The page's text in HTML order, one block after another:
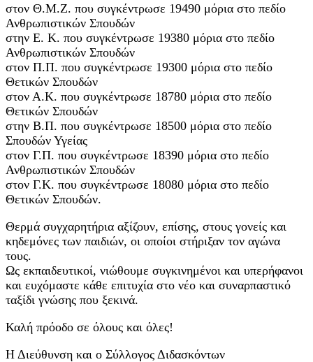
στον Θ.Μ.Ζ. που συγκέντρωσε 19490 μόρια στο πεδίο
Ανθρωπιστικών Σπουδών
στην Ε. Κ. που συγκέντρωσε 19380 μόρια στο πεδίο
Ανθρωπιστικών Σπουδών
στον Π.Π. που συγκέντρωσε 19300 μόρια στο πεδίο
Θετικών Σπουδών
στον Α.Κ. που συγκέντρωσε 18780 μόρια στο πεδίο
Θετικών Σπουδών
στην Β.Π. που συγκέντρωσε 18500 μόρια στο πεδίο
Σπουδών Υγείας
στον Γ.Π. που συγκέντρωσε 18390 μόρια στο πεδίο
Ανθρωπιστικών Σπουδών
στον Γ.Κ. που συγκέντρωσε 18080 μόρια στο πεδίο
Θετικών Σπουδών.
Θερμά συγχαρητήρια αξίζουν, επίσης, στους γονείς και
κηδεμόνες των παιδιών, οι οποίοι στήριξαν τον αγώνα
τους.
Ως εκπαιδευτικοί, νιώθουμε συγκινημένοι και υπερήφανοι
και ευχόμαστε κάθε επιτυχία στο νέο και συναρπαστικό
ταξίδι γνώσης που ξεκινά.
Καλή πρόοδο σε όλους και όλες!
Η Διεύθυνση και ο Σύλλογος Διδασκόντων